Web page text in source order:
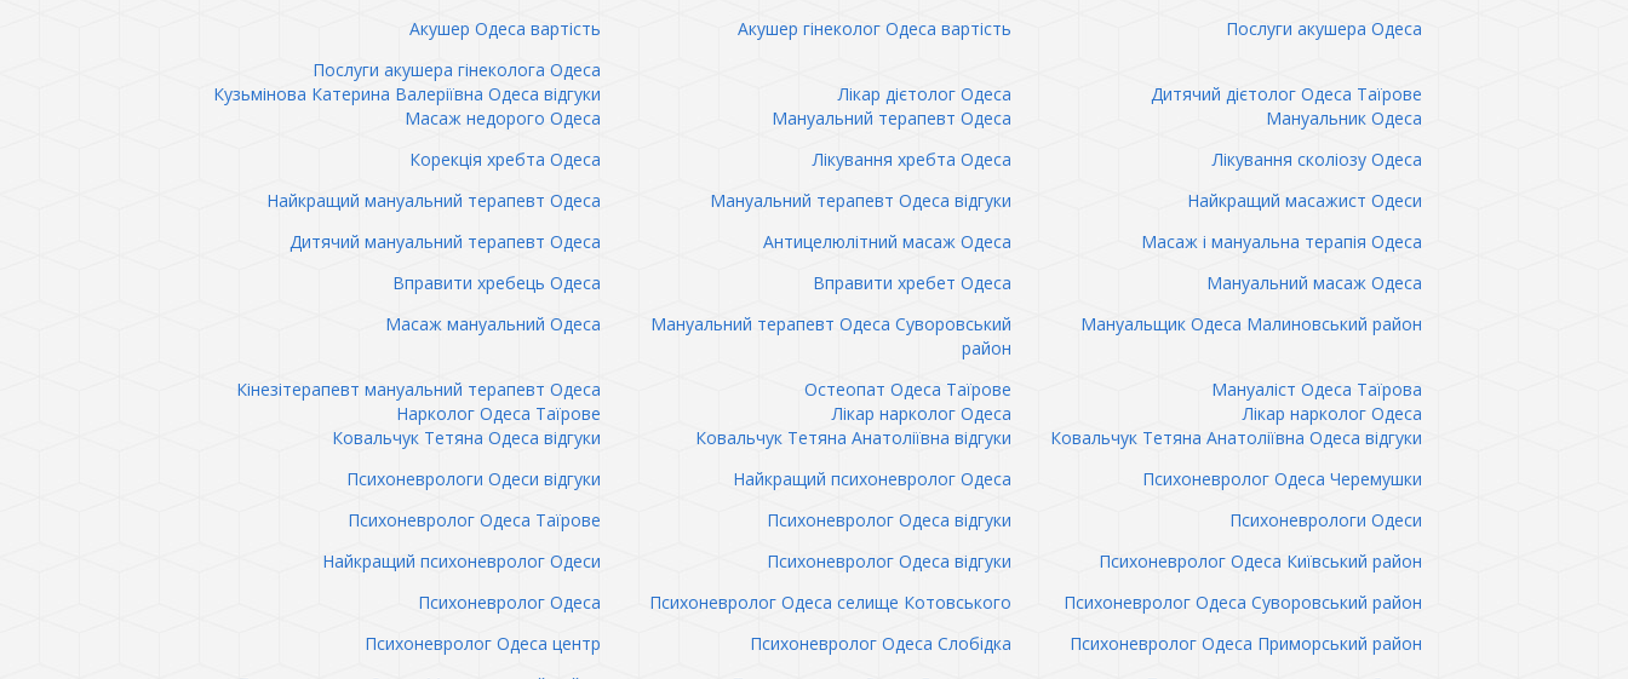
Акушер Одеса вартість
Акушер гінеколог Одеса вартість
Послуги акушера Одеса
Послуги акушера гінеколога Одеса
Кузьмінова Катерина Валеріївна Одеса відгуки
Лікар дієтолог Одеса
Дитячий дієтолог Одеса Таїрове
Масаж недорого Одеса
Мануальний терапевт Одеса
Мануальник Одеса
Корекція хребта Одеса
Лікування хребта Одеса
Лікування сколіозу Одеса
Найкращий мануальний терапевт Одеса
Мануальний терапевт Одеса відгуки
Найкращий масажист Одеси
Дитячий мануальний терапевт Одеса
Антицелюлітний масаж Одеса
Масаж і мануальна терапія Одеса
Вправити хребець Одеса
Вправити хребет Одеса
Мануальний масаж Одеса
Масаж мануальний Одеса
Мануальний терапевт Одеса Суворовський
район
Мануальщик Одеса Малиновський район
Кінезітерапевт мануальний терапевт Одеса Остеопат Одеса Таїрове
Мануаліст Одеса Таїрова
Нарколог Одеса Таїрове
Лікар нарколог Одеса
Лікар нарколог Одеса
Ковальчук Тетяна Одеса відгуки
Ковальчук Тетяна Анатоліївна відгуки
Ковальчук Тетяна Анатоліївна Одеса відгуки
Психоневрологи Одеси відгуки
Найкращий психоневролог Одеса
Психоневролог Одеса Черемушки
Психоневролог Одеса Таїрове
Психоневролог Одеса відгуки
Психоневрологи Одеси
Найкращий психоневролог Одеси
Психоневролог Одеса відгуки
Психоневролог Одеса Київський район
Психоневролог Одеса
Психоневролог Одеса селище Котовського
Психоневролог Одеса Суворовський район
Психоневролог Одеса центр
Психоневролог Одеса Слобідка
Психоневролог Одеса Приморський район